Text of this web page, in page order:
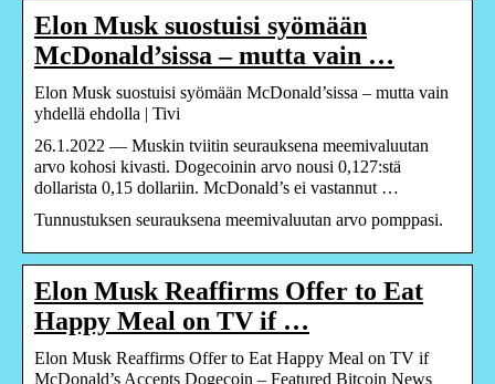
Elon Musk suostuisi syömään
McDonald’sissa – mutta vain …
Elon Musk suostuisi syömään McDonald’sissa – mutta vain
yhdellä ehdolla | Tivi
26.1.2022 — Muskin tviitin seurauksena meemivaluutan
arvo kohosi kivasti. Dogecoinin arvo nousi 0,127:stä
dollarista 0,15 dollariin. McDonald’s ei vastannut …
Tunnustuksen seurauksena meemivaluutan arvo pomppasi.
Elon Musk Reaffirms Offer to Eat
Happy Meal on TV if …
Elon Musk Reaffirms Offer to Eat Happy Meal on TV if
McDonald’s Accepts Dogecoin – Featured Bitcoin News